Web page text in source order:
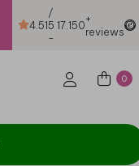
4.51
/
5
-
17.150+
reviews
0